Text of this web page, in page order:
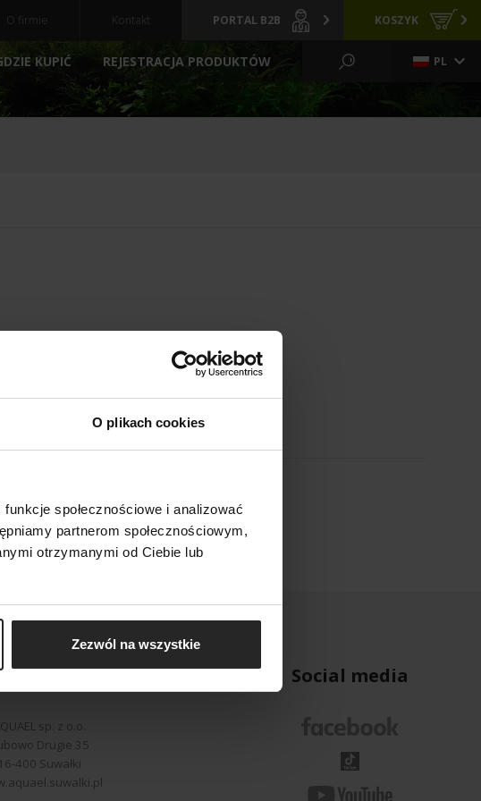
O plikach cookies
społecznościowe i analizować
partnerom społecznościowym,
otrzymanymi od Ciebie lub
Zezwól na wszystkie
O firmie Kontakt PORTAL B2B KOSZYK
OCZKO WODNE I OGRÓD
NOWOŚCI GRZAŁKI ARCHIWALNE
KUPIĆ REJESTRACJA PRODUKTÓW PL
produkcyjny
sp. z o.o.
Drugie 35
16-400 Suwałki
Social media